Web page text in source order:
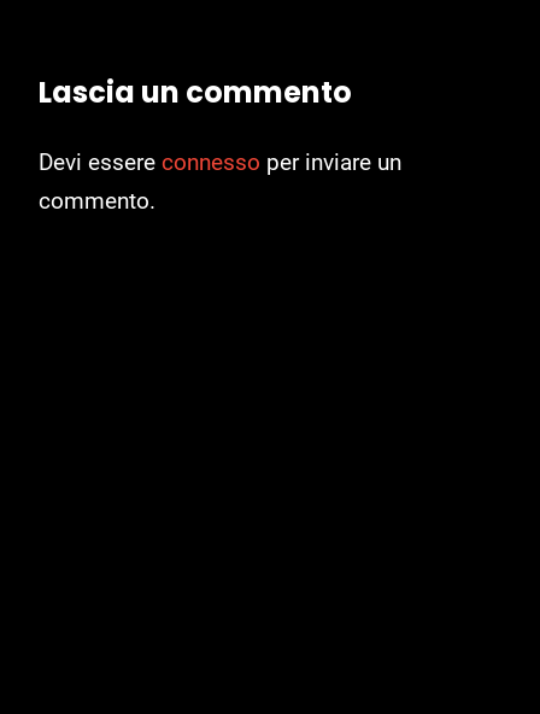
Lascia un commento
Devi essere connesso per inviare un
commento.